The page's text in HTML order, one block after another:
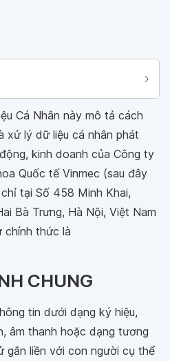
Cá Nhân này mô tả cách
xử lý dữ liệu cá nhân phát
kinh doanh của Công ty
Quốc tế Vinmec (sau đây
tại Số 458 Minh Khai,
Bà Trưng, Hà Nội, Việt Nam
chính thức là
CHUNG
tin dưới dạng ký hiệu,
âm thanh hoặc dạng tương
gắn liền với con người cụ thể